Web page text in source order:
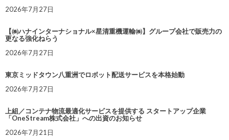
2026年7月27日
【㈱ハナインターナショナル×星清重機運輸㈱】グループ会社で販売力の
更なる強化ねらう
2026年7月27日
東京ミッドタウン八重洲でロボット配送サービスを本格始動
2026年7月27日
上組／コンテナ物流最適化サービスを提供する スタートアップ企業
「OneStream株式会社」への出資のお知らせ
2026年7月21日